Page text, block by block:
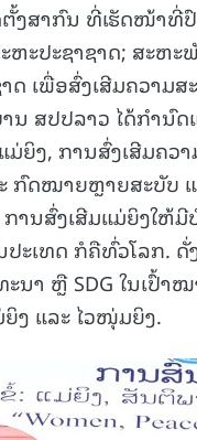
ງສາກົນ ທີ່ເຮັດໜ້າ
ຫະປະຊາຊາດ; ສະຫ
ດ ເພື່ອສົ່ງເສີມຄວາມ
ນ ສປປລາວ ໄດ້ກຳນົ
ຍິງ, ການສົ່ງເສີມຄ
ກົດໝາຍຫຼາຍສະບັບ
ານສົ່ງເສີມແມ່ຍິງໃ
ະເທດ ກໍຄືທົ່ວໂລກ.
າ ຫຼື SDG ໃນເປົ້າ
ຍິງ ແລະ ໄວໜຸ່ມຍິງ.